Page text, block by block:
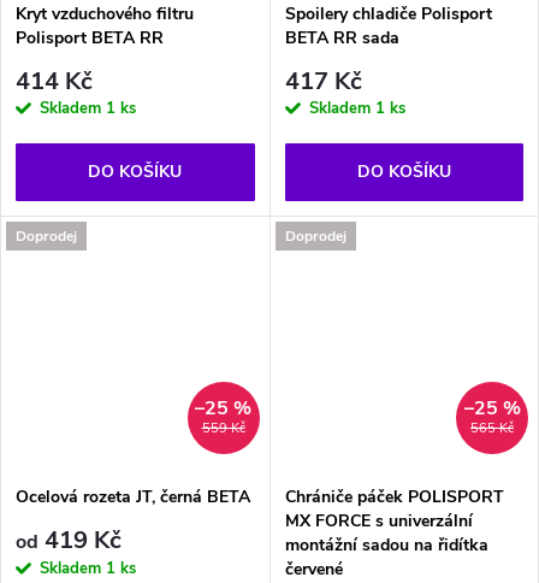
Kryt vzduchového filtru
Polisport BETA RR
414 Kč
Skladem 1 ks
DO KOŠÍKU
Spoilery chladiče Polisport
BETA RR sada
417 Kč
Skladem 1 ks
DO KOŠÍKU
Doprodej
559 Kč
–25 %
Ocelová rozeta JT, černá BETA
od 419 Kč
Skladem 1 ks
Doprodej
565 Kč
–25 %
Chrániče páček POLISPORT
MX FORCE s univerzální
montážní sadou na řidítka
červené